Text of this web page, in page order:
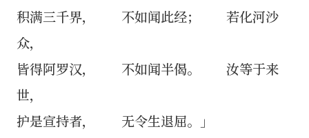
积满三千界， 不如闻此经； 若化河沙
众，
皆得阿罗汉， 不如闻半偈。 汝等于来
世，
护是宣持者， 无令生退屈。」